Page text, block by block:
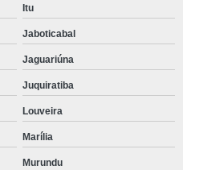
Itu
Jaboticabal
Jaguariúna
Juquiratiba
Louveira
Marília
Murundu